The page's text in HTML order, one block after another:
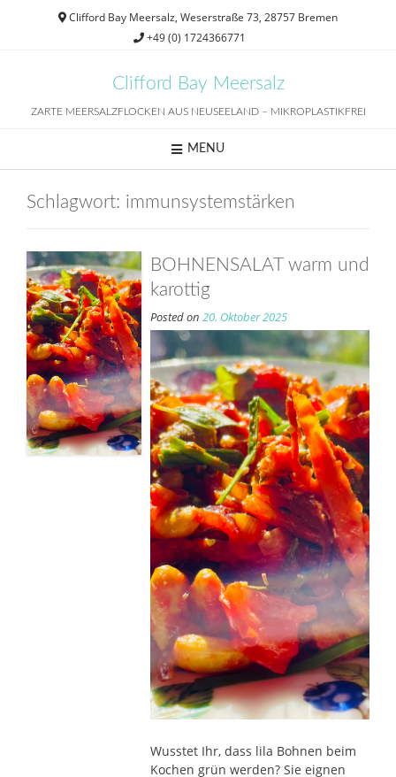
Clifford Bay Meersalz, Weserstraße 73, 28757 Bremen
+49 (0) 1724366771
Clifford Bay Meersalz
ZARTE MEERSALZFLOCKEN AUS NEUSEELAND – MIKROPLASTIKFREI
MENU
Schlagwort: immunsystemstärken
BOHNENSALAT warm und
karottig
Posted on 20. Oktober 2025
Wusstet Ihr, dass lila Bohnen beim
Kochen grün werden? Sie eignen